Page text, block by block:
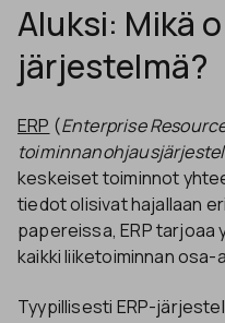
Aluksi: Mikä
järjestelmä?
ERP (Enterprise
keskeiset toiminnot
tiedot olisivat hajallaan
papereissa, ERP tarjoaa
kaikki liiketoiminnan
Tyypillisesti ERP-